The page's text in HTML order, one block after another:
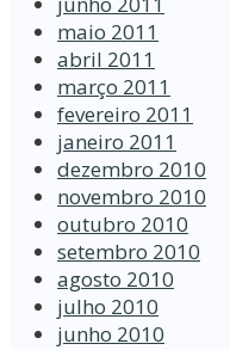
maio 2011
abril 2011
março 2011
fevereiro 2011
janeiro 2011
dezembro 2010
novembro 2010
outubro 2010
setembro 2010
agosto 2010
julho 2010
junho 2010